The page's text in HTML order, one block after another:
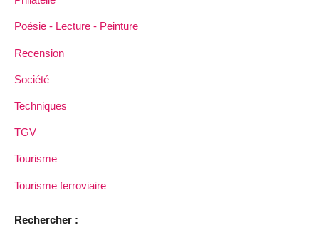
Poésie - Lecture - Peinture
Recension
Société
Techniques
TGV
Tourisme
Tourisme ferroviaire
Rechercher :